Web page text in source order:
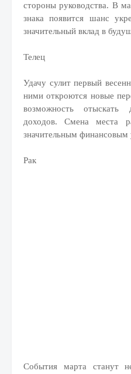
стороны руководства. В
знака появится шанс
значительный вклад в
Телец
Удачу сулит первый
ними откроются новые
возможность отыскать
доходов. Смена места
значительным финансовым
Рак
События марта станут